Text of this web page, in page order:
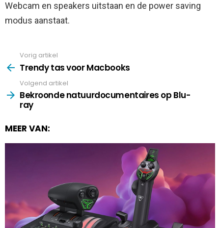
Webcam en speakers uitstaan en de power saving
modus aanstaat.
more
Vorig artikel
Trendy tas voor Macbooks
Volgend artikel
Bekroonde natuurdocumentaires op Blu-
ray
MEER VAN: